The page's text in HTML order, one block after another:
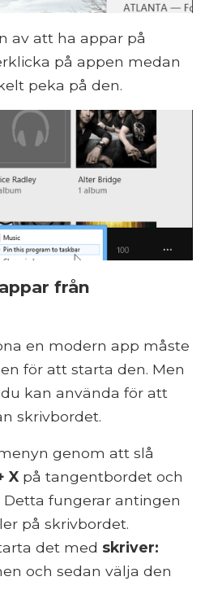
av att ha appar på
på appen medan
peka på den.
från
en modern app måste
för att starta den. Men
kan använda för att
skrivbordet.
genom att slå
X på tangentbordet och
fungerar antingen
på skrivbordet.
det med skriver:
och sedan välja den